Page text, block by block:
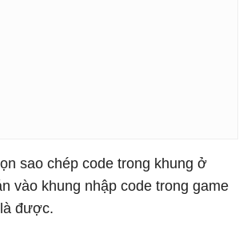
sao chép code trong khung ở
vào khung nhập code trong game
được.